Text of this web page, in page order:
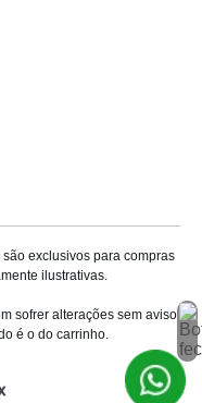
exclusivos para compras
ilustrativas.
sofrer alterações sem aviso
é o do carrinho.